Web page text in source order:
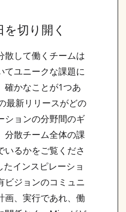
切り開く
散して働くチームは
てユニークな課題に
確かなことが1つあ
最新リリースがどの
ションの分野間のギ
分散チーム全体の課
いるかをご覧くださ
たインスピレーショ
ビジョンのコミュニ
画、実行であれ、働